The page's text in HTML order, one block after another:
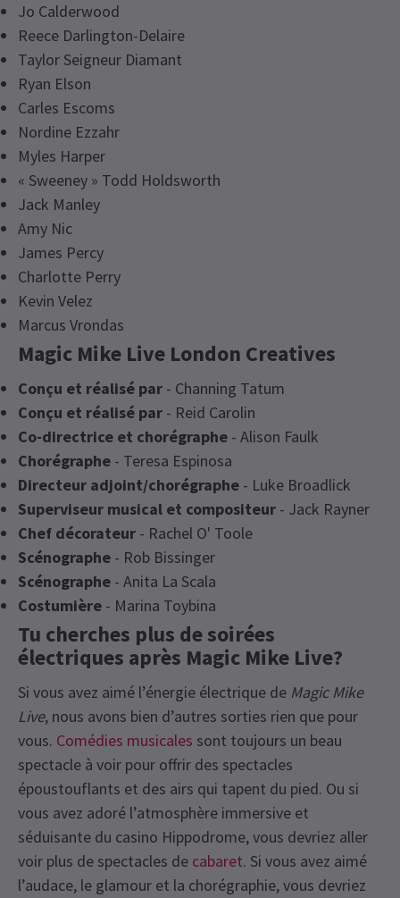
Jo Calderwood
Reece Darlington-Delaire
Taylor Seigneur Diamant
Ryan Elson
Carles Escoms
Nordine Ezzahr
Myles Harper
« Sweeney » Todd Holdsworth
Jack Manley
Amy Nic
James Percy
Charlotte Perry
Kevin Velez
Marcus Vrondas
Magic Mike Live London Creatives
Conçu et réalisé par - Channing Tatum
Conçu et réalisé par - Reid Carolin
Co-directrice et chorégraphe - Alison Faulk
Chorégraphe - Teresa Espinosa
Directeur adjoint/chorégraphe - Luke Broadlick
Superviseur musical et compositeur - Jack Rayner
Chef décorateur - Rachel O' Toole
Scénographe - Rob Bissinger
Scénographe - Anita La Scala
Costumière - Marina Toybina
Tu cherches plus de soirées
électriques après Magic Mike Live?
Si vous avez aimé l’énergie électrique de Magic Mike
Live, nous avons bien d’autres sorties rien que pour
vous. Comédies musicales sont toujours un beau
spectacle à voir pour offrir des spectacles
époustouflants et des airs qui tapent du pied. Ou si
vous avez adoré l’atmosphère immersive et
séduisante du casino Hippodrome, vous devriez aller
voir plus de spectacles de cabaret. Si vous avez aimé
l’audace, le glamour et la chorégraphie, vous devriez